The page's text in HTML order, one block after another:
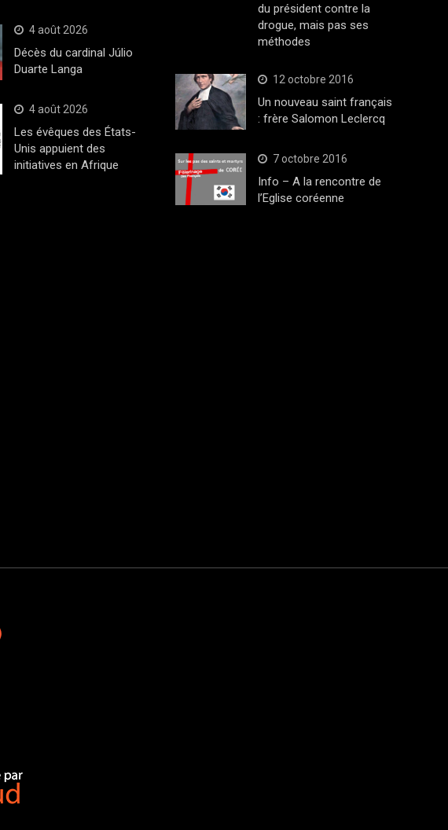
4 août 2026
Décès du cardinal Júlio
Duarte Langa
4 août 2026
Les évêques des États-
Unis appuient des
initiatives en Afrique
du président contre la
drogue, mais pas ses
méthodes
12 octobre 2016
Un nouveau saint français
: frère Salomon Leclercq
7 octobre 2016
Info – A la rencontre de
l’Eglise coréenne